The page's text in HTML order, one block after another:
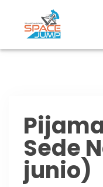
Sede
junio)